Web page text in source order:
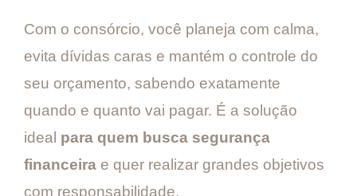
Com o consórcio, você planeja com calma,
evita dívidas caras e mantém o controle do
seu orçamento, sabendo exatamente
quando e quanto vai pagar. É a solução
ideal para quem busca segurança
financeira e quer realizar grandes objetivos
com responsabilidade.